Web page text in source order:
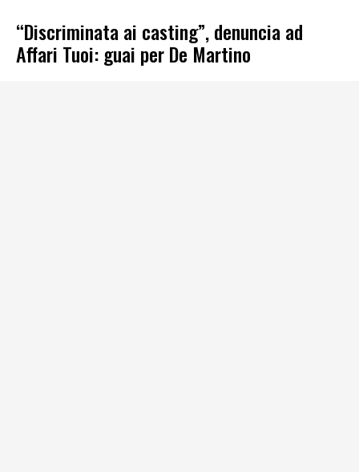
“Discriminata ai casting”, denuncia ad
Affari Tuoi: guai per De Martino